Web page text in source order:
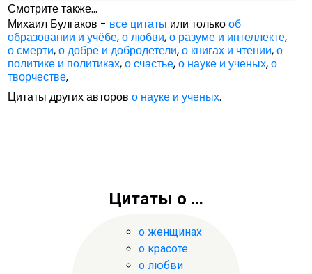
Смотрите также...
Михаил Булгаков - все цитаты или толькооб
образовании и учёбе,о любви,о разуме и интеллекте,
о смерти,о добре и добродетели,о книгах и чтении,о
политике и политиках,о счастье,о науке и ученых,о
творчестве,
Цитаты других авторово науке и ученых.
Цитаты о ...
о женщинах
о красоте
о любви